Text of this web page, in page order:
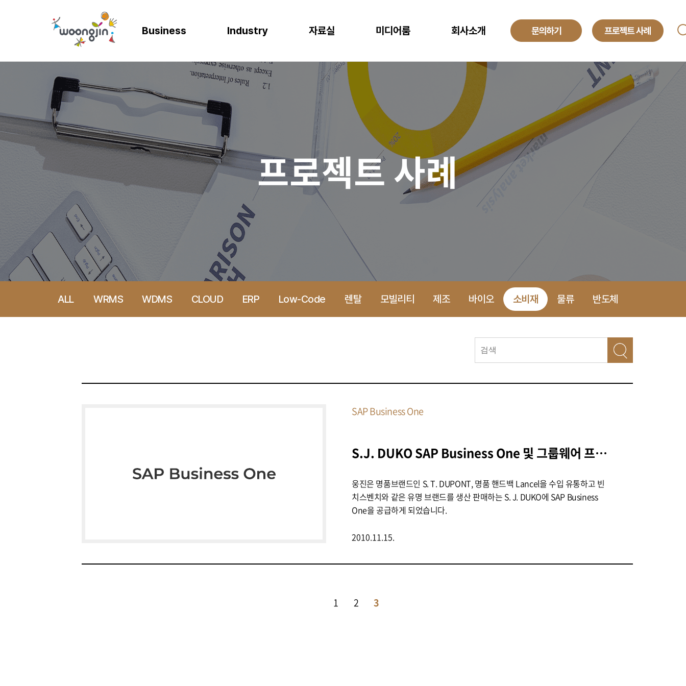
Business
AICC | AI 고객상담 시스템
WIKL | AI 인사이트 플랫폼
AI웅수 | 그룹웨어 AI
SAP Joule
Mendix MAIA
WRMS
WDMS
Business Synergy Suite
ERP
SAP S/4HANA
SAP Business One
SAP EWM
Microsoft Dynamics 365
Smart Factory
WiJARD Package
CLOUD ONEPACK
CLOUD
AWS (Amazon Web Services)
Microsoft Azure
Microsoft Power Platform
NAVER Cloud Platform
Mendix
워크쓰루 & 네이버웍스 코어
MANAGED SERVICE
Global Development Center
컨텍센터 BPO
Payroll BPO
Industry
고객 만족도 및 충성도 증대
사업 확장 및 브랜드 신뢰도 증가
통합 관리 및 운영 효율화
모빌리티
디지털 혁신을 위한 최적의 도구
프로세스 정립 및 글로벌 운영 시스템 구축
효율적인 자원관리
제조
디지털 혁신과 생산성
인공지능과 머신러닝으로 제조 혁신 실현
계획과 목표 중심의 프로세스 설계로 품질 향상
바이오
엄격한 규제 준수를 위한 IT시스템
성장을 위한 기반 마련
소비재
플랫폼을 통한 경쟁력 강화
데이터 분석과 기술의 활용
물류
복잡한 물류 현장을 위한 통합된 플랫폼
재고 없는 창고
미래 성장을 위한 유연한 물류 시스템
고도의 정밀성과 효율성을 위한 도구
자료실
프로젝트 사례
다운로드
미디어룸
공지사항
블로그
회사소개
기업소개
투자정보
해외법인
채용정보
추천 검색어 WRMS WDMS SAP ERP
렌탈 모빌리티 클라우드
프로젝트 사례
ALL WRMS WDMS CLOUD ERP Low-Code 렌탈 모빌리티 제조 바이오 소비재 물류 반도체
SAP Business One
S.J. DUKO SAP Business One 및 그룹웨어 프로젝트
웅진은 명품브랜드인 S. T. DUPONT, 명품 핸드백 Lancel을 수입 유통하고 빈
치스벤치와 같은 유명 브랜드를 생산 판매하는 S. J. DUKO에 SAP Business
One을 공급하게 되었습니다.
2010.11.15.
1 2 3